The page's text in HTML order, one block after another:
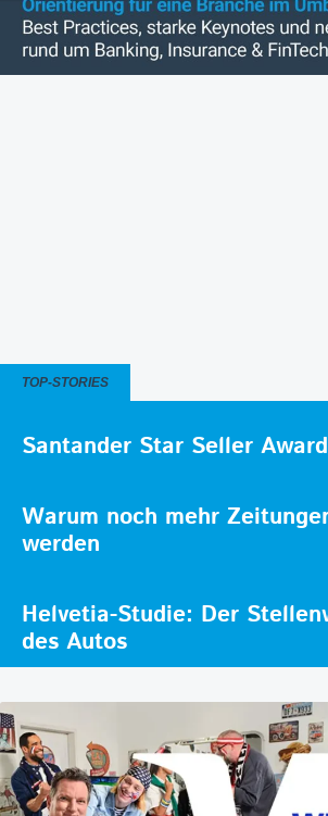
TOP-STORIES
Santander Star Seller
Warum noch mehr
werden
Helvetia-Studie: Der
des Autos